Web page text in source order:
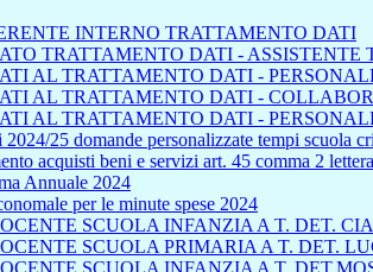
INTERNO TRATTAMENTO DATI
TRATTAMENTO DATI - ASSISTENTE
AL TRATTAMENTO DATI -
AL TRATTAMENTO DATI -
AL TRATTAMENTO DATI -
25 domande personalizzate tempi scuola
acquisti beni e servizi art. 45 comma 2
Annuale 2024
per le minute spese 2024
SCUOLA INFANZIA A T. DET.
SCUOLA PRIMARIA A T. DET.